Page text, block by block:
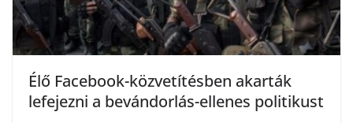
Élő Facebook-közvetítésben akarták
lefejezni a bevándorlás-ellenes politikust